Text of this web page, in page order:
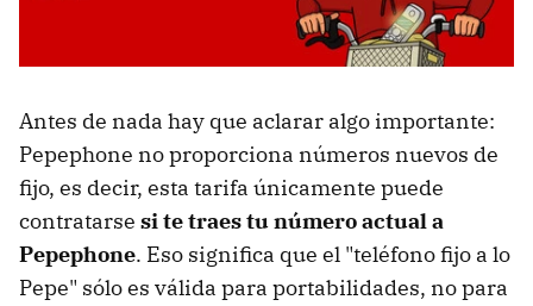
Antes de nada hay que aclarar algo importante:
Pepephone no proporciona números nuevos de
fijo, es decir, esta tarifa únicamente puede
contratarse si te traes tu número actual a
Pepephone. Eso significa que el "teléfono fijo a lo
Pepe" sólo es válida para portabilidades, no para